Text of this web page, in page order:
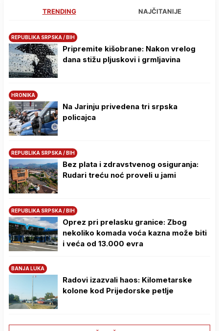
TRENDING NAJČITANIJE
REPUBLIKA SRPSKA / BIH
Pripremite kišobrane: Nakon vrelog
dana stižu pljuskovi i grmljavina
HRONIKA
Na Јarinju privedena tri srpska
policajca
REPUBLIKA SRPSKA / BIH
Bez plata i zdravstvenog osiguranja:
Rudari treću noć proveli u jami
REPUBLIKA SRPSKA / BIH
Oprez pri prelasku granice: Zbog
nekoliko komada voća kazna može biti
i veća od 13.000 evra
BANJA LUKA
Radovi izazvali haos: Kilometarske
kolone kod Prijedorske petlje